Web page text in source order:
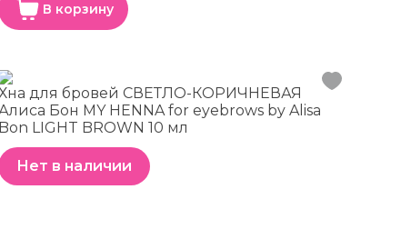
В корзину
для бровей СВЕТЛО-КОРИЧНЕВАЯ
Бон MY HENNA for eyebrows by Alisa
Bon LIGHT BROWN 10 мл
Нет в наличии